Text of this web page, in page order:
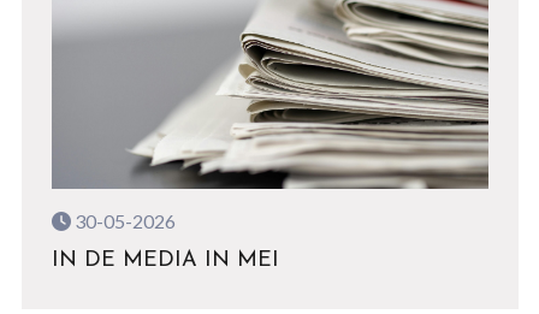
30-05-2026
IN DE MEDIA IN MEI